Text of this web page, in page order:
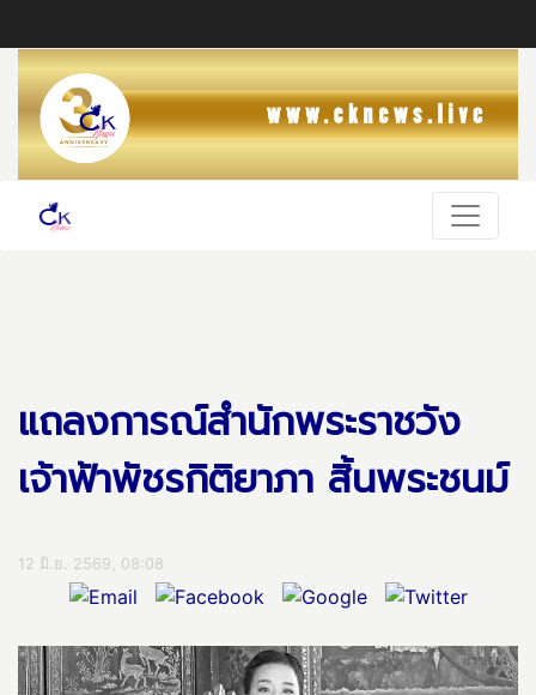
แถลงการณ์สำนักพระราชวัง
เจ้าฟ้าพัชรกิติยาภา สิ้นพระชนม์
12 มิ.ย. 2569, 08:08